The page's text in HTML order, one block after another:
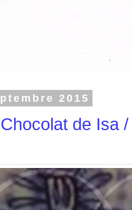
2015
de Isa